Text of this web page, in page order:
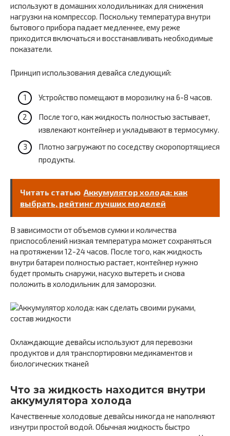
используют в домашних холодильниках для снижения
нагрузки на компрессор. Поскольку температура внутри
бытового прибора падает медленнее, ему реже
приходится включаться и восстанавливать необходимые
показатели.
Принцип использования девайса следующий:
Устройство помещают в морозилку на 6-8 часов.
После того, как жидкость полностью застывает,
извлекают контейнер и укладывают в термосумку.
Плотно загружают по соседству скоропортящиеся
продукты.
Читать статью Аккумулятор холода: как
выбрать, рейтинг лучших моделей
В зависимости от объемов сумки и количества
приспособлений низкая температура может сохраняться
на протяжении 12-24 часов. После того, как жидкость
внутри батареи полностью растает, контейнер нужно
будет промыть снаружи, насухо вытереть и снова
положить в холодильник для заморозки.
Охлаждающие девайсы используют для перевозки
продуктов и для транспортировки медикаментов и
биологических тканей
Что за жидкость находится внутри
аккумулятора холода
Качественные холодовые девайсы никогда не наполняют
изнутри простой водой. Обычная жидкость быстро